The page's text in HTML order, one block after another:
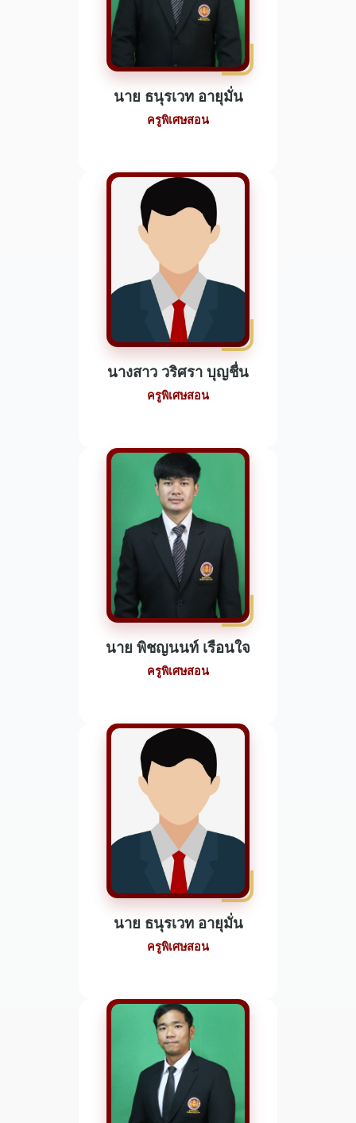
นาย ธนุรเวท อายุมั่น
ครูพิเศษสอน
นางสาว วริศรา บุญชื่น
ครูพิเศษสอน
นาย พิชญนนท์ เรือนใจ
ครูพิเศษสอน
นาย ธนุรเวท อายุมั่น
ครูพิเศษสอน